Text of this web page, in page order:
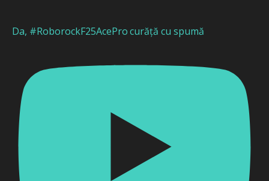
Da, #RoborockF25AcePro curăță cu spumă